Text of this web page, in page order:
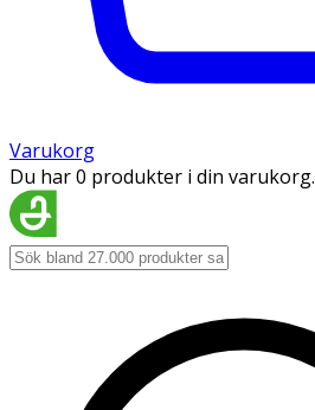
Varukorg
Du har 0 produkter i din varukorg.